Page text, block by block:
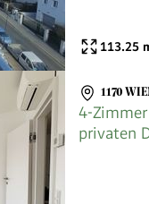
113.25
1170
4-
privaten